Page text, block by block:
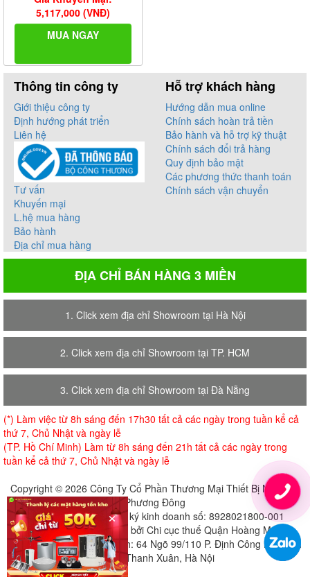
5,117,000 (VNĐ)
MUA NGAY
Thông tin công ty
Giới thiệu công ty
Định hướng phát triển
Liên hệ
Tư vấn
Khuyến mại
L.hệ mua hàng
Bảo hành
Địa chỉ mua hàng
Hỗ trợ khách hàng
Hướng dẫn mua online
Chính sách hoàn trả tiền
Bảo hành và hỗ trợ kỹ thuật
Chính sách đổi trả hàng
Quy định bảo mật
Các phương thức thanh toán
Chính sách vận chuyển
ĐỊA CHỈ BÁN HÀNG 3 MIỀN
1. Click xem địa chỉ Showroom tại Hà Nội
2. Click xem địa chỉ Showroom tại TP. HCM
3. Click xem địa chỉ Showroom tại Đà Nẵng
(*) Làm việc từ 8h sáng đến 17h30 tất cả các ngày trong tuần kể cả
thứ 7, Chủ Nhật và ngày lễ
(TP. Hồ Chí Minh) Làm từ 8h sáng đến 21h tất cả các ngày trong
tuần kể cả thứ 7, Chủ Nhật và ngày lễ
Copyright © 2026 Công Ty Cổ Phần Thương Mại Thiết Bị Nội Thất
Phương Đông
Giấy chứng nhận đăng ký kinh doanh số: 8928021800-001
Cấp ngày 18-07-2018 bởi Chi cục thuế Quận Hoàng Mai
Địa chỉ đăng ký trụ sở chính: 64 Ngõ 99/110 P. Định Công Hạ, Định
Công, Thanh Xuân, Hà Nội
×